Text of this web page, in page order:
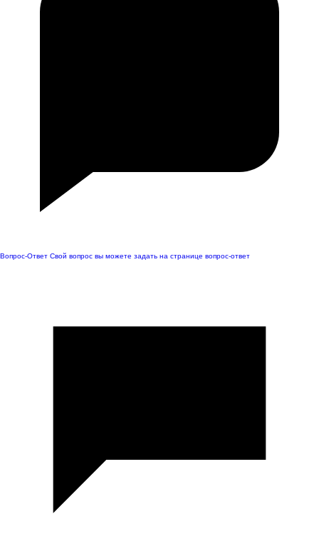
Вопрос-Ответ Свой вопрос вы можете задать на странице вопрос-ответ